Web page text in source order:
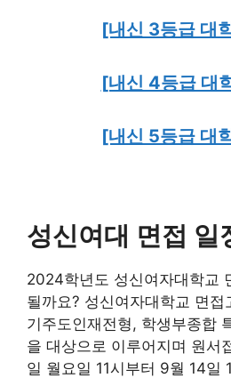
[내신 3등급 대
[내신 4등급 대
[내신 5등급 대
성신여대 면접 일
2024학년도 성신여자대학교
될까요? 성신여자대학교 면
기주도인재전형, 학생부종합
을 대상으로 이루어지며 원서
일 월요일 11시부터 9월 14일